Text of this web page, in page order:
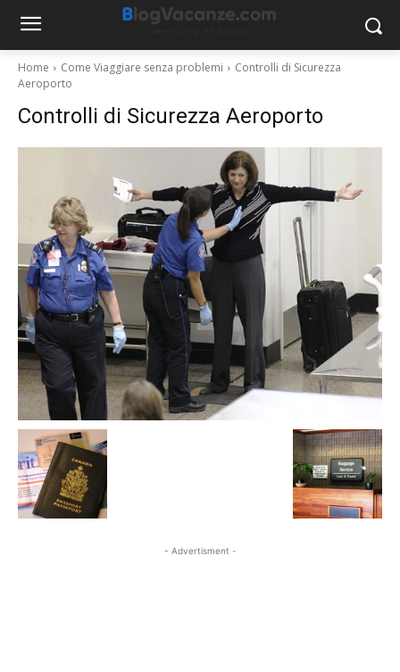
Home Come Viaggiare senza problemi
Controlli di Sicurezza
Aeroporto
Controlli di Sicurezza Aeroporto
- Advertisment -